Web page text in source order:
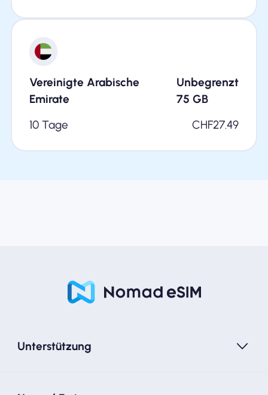
Vereinigte Arabische
Emirate
Unbegrenzt
75 GB
10 Tage
CHF27.49
Unterstützung